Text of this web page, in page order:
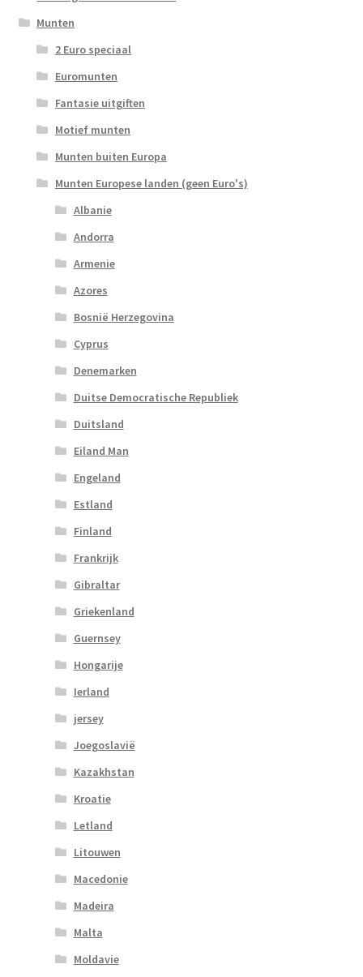
Munten
2 Euro speciaal
Euromunten
Fantasie uitgiften
Motief munten
Munten buiten Europa
Munten Europese landen (geen Euro's)
Albanie
Andorra
Armenie
Azores
Bosnië Herzegovina
Cyprus
Denemarken
Duitse Democratische Republiek
Duitsland
Eiland Man
Engeland
Estland
Finland
Frankrijk
Gibraltar
Griekenland
Guernsey
Hongarije
Ierland
jersey
Joegoslavië
Kazakhstan
Kroatie
Letland
Litouwen
Macedonie
Madeira
Malta
Moldavie